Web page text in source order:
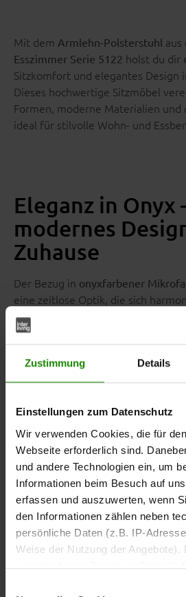
Zustimmung Details
Einstellungen zum Datenschutz
Wir verwenden Cookies, die für
Webseite erforderlich sind.
und andere Technologien ein, um
Informationen beim Besuch auf
erfassen und auszuwerten, wenn
den Informationen zählen neben
persönliche Daten (z.B. IP-
Weise der Nutzung der Angebote).
verschiedenen Zwecken: Statistik
Mit dem Armlehn-Polsterstuhl aus
Esszimmer Serie 5122 holst du dir
Sitzkomfort und elegantes Design
Dieses hochwertige Sitzmöbel
Formen, moderne Materialien und
ideal für stilvolle Wohn- und
Eleganz in Onyx
modernes
Zuhause
Der Bezug in onyxfarbener
eine zeitlose Optik, die sich
unterschiedliche Wohnstile
sich angenehm weich an und ist
pflegeleicht. Das stabile
mattschwarzem Metall
sorgt für
und rundet das Design des
Drehfunktion
Rückstellung
Besonderes Highlight: Die
automatischer Rückstellung. Du
bewegen und der Stuhl kehrt